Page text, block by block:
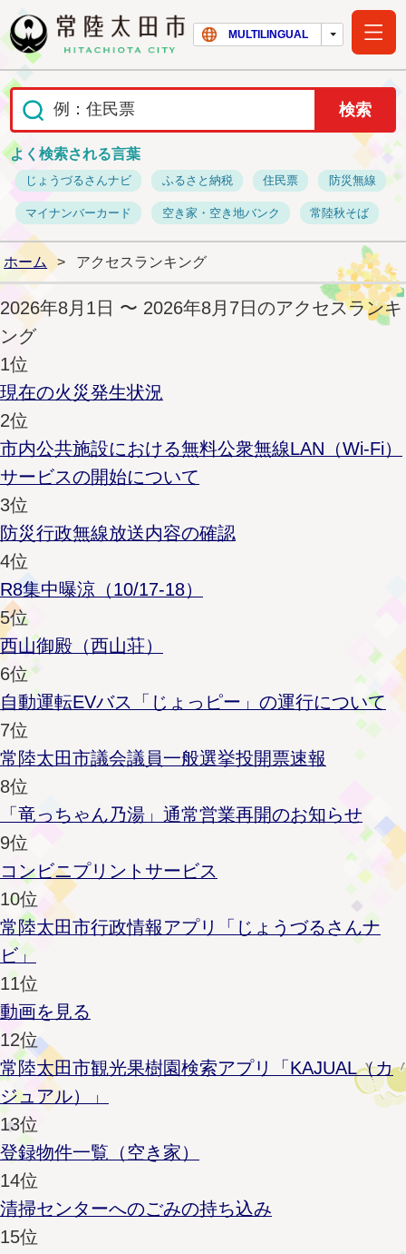
常陸太田市ホー
MULTILINGUAL
よく検索される言葉
じょうづるさんナビ ふるさと納税 住民票 防災無線
マイナンバーカード 空き家・空き地バンク 常陸秋そば
ホーム > アクセスランキング
2026年8月1日 〜 2026年8月7日のアクセスランキ
ング
1位
現在の火災発生状況
2位
市内公共施設における無料公衆無線LAN（Wi-Fi）
サービスの開始について
3位
防災行政無線放送内容の確認
4位
R8集中曝涼（10/17-18）
5位
西山御殿（西山荘）
6位
自動運転EVバス「じょっピー」の運行について
7位
常陸太田市議会議員一般選挙投開票速報
8位
「竜っちゃん乃湯」通常営業再開のお知らせ
9位
コンビニプリントサービス
10位
常陸太田市行政情報アプリ「じょうづるさんナ
ビ」
11位
動画を見る
12位
常陸太田市観光果樹園検索アプリ「KAJUAL（カ
ジュアル）」
13位
登録物件一覧（空き家）
14位
清掃センターへのごみの持ち込み
15位